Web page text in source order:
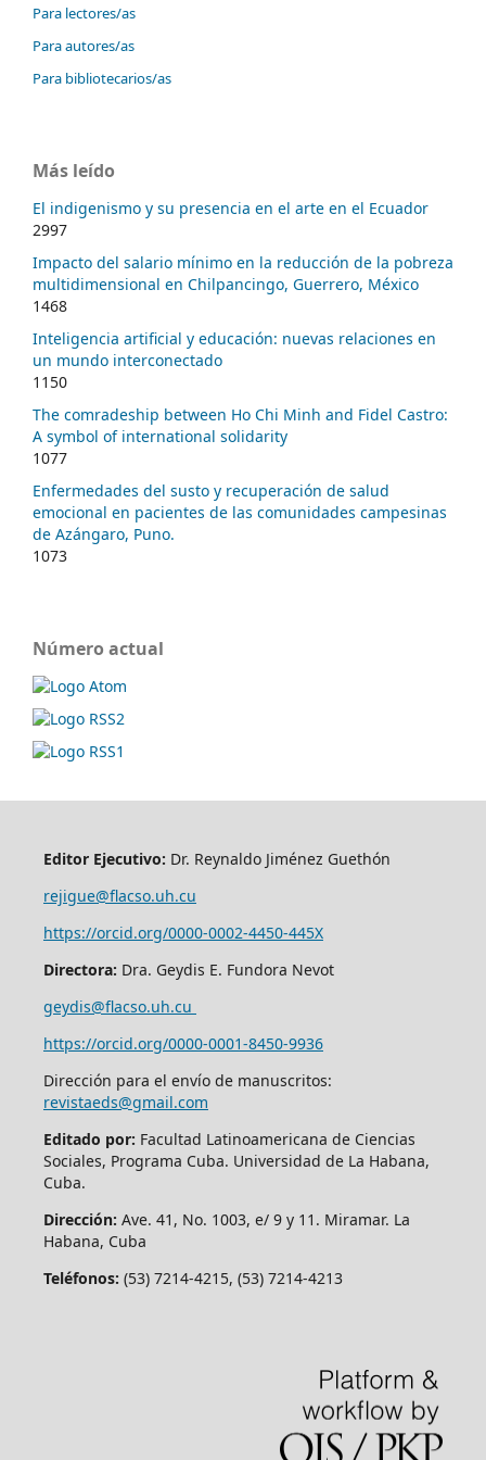
Para lectores/as
Para autores/as
Para bibliotecarios/as
Más leído
El indigenismo y su presencia en el arte en el Ecuador
2997
Impacto del salario mínimo en la reducción de la pobreza
multidimensional en Chilpancingo, Guerrero, México
1468
Inteligencia artificial y educación: nuevas relaciones en
un mundo interconectado
1150
The comradeship between Ho Chi Minh and Fidel Castro:
A symbol of international solidarity
1077
Enfermedades del susto y recuperación de salud
emocional en pacientes de las comunidades campesinas
de Azángaro, Puno.
1073
Número actual
Editor Ejecutivo: Dr. Reynaldo Jiménez Guethón
rejigue@flacso.uh.cu
https://orcid.org/0000-0002-4450-445X
Directora: Dra. Geydis E. Fundora Nevot
geydis@flacso.uh.cu
https://orcid.org/0000-0001-8450-9936
Dirección para el envío de manuscritos:
revistaeds@gmail.com
Editado por: Facultad Latinoamericana de Ciencias
Sociales, Programa Cuba. Universidad de La Habana,
Cuba.
Dirección: Ave. 41, No. 1003, e/ 9 y 11. Miramar. La
Habana, Cuba
Teléfonos: (53) 7214-4215, (53) 7214-4213